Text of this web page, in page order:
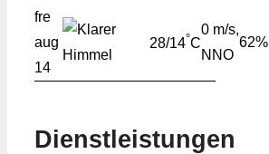
fre
aug
14
28/14°C
0 m/s,
NNO
62%
Dienstleistungen